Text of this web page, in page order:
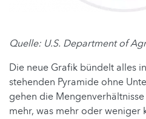
Quelle: U.S. Department of
Die neue Grafik bündelt alles
stehenden Pyramide ohne
gehen die
mehr, was mehr oder weniger